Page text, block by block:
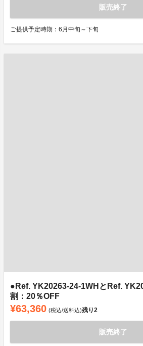
販売終了
ご提供予定時期：6月中旬～下旬
●Ref. YK20263-24-1WHとRef.
割：20％OFF
¥63,360 (税込/送料込)残り2
販売終了